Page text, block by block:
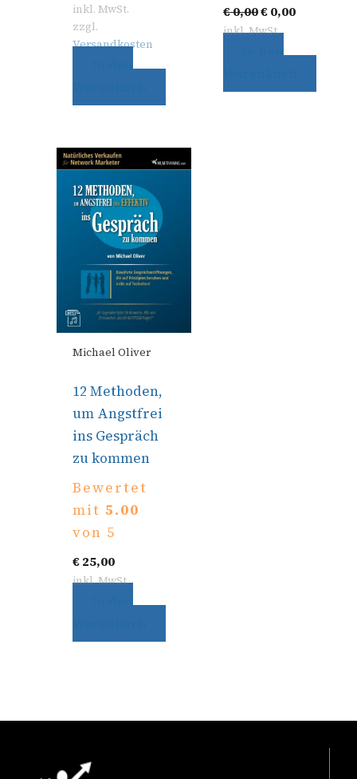
inkl. MwSt.
zzgl.
Versandkosten
In den
€0,00€0,00
inkl. MwSt.
Michael Oliver
12 Methoden,
um Angstfrei
ins Gespräch
zu kommen
Bewertet
mit5.00
von 5
€25,00
inkl. MwSt.
In den